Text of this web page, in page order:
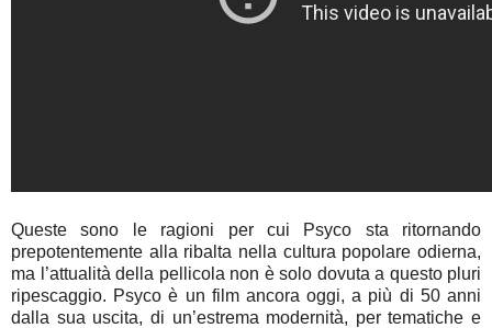
Queste sono le ragioni per cui Psyco sta ritornando
prepotentemente alla ribalta nella cultura popolare odierna,
ma l’attualità della pellicola non è solo dovuta a questo pluri
ripescaggio. Psyco è un film ancora oggi, a più di 50 anni
dalla sua uscita, di un’estrema modernità, per tematiche e